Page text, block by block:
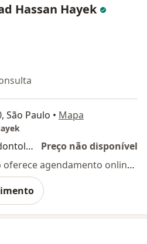
Hassan Hayek
São Paulo • Mapa
Primeira consulta Odontológica
Preço não disponível
Esse especialista não oferece agendamento online para esse endereço.